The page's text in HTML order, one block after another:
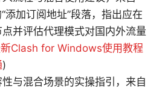
添加订阅地址”段落，指出应在
并评估代理模式对国内外流量
Clash for Windows使用教程
)
与混合场景的实操指引，来自